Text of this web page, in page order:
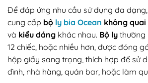
Để đáp ứng nhu cầu sử dụng đa dạng,
cung cấp bộ ly bia Ocean không quai
và kiểu dáng khác nhau. Bộ ly thường
12 chiếc, hoặc nhiều hơn, được đóng
hộp giấy sang trọng, thích hợp để sử
đình, nhà hàng, quán bar, hoặc làm